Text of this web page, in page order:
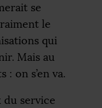
se
le
qui
Mais au
on s’en va.
du service